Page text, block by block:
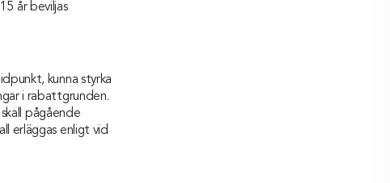
år beviljas
kunna styrka
i rabattgrunden.
pågående
erläggas enligt vid